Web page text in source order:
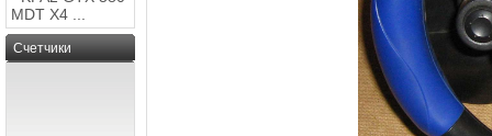
MDT X4 ...
Счетчики